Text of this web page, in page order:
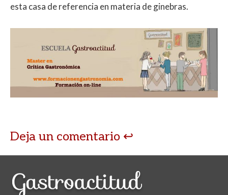
esta casa de referencia en materia de ginebras.
Deja un comentario